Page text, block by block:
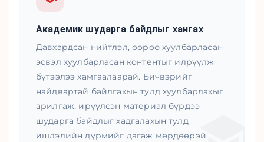
Академик шударга байдлыг хангах
Давхардсан нийтлэл, өөрөө хуулбарласан
эсвэл хуулбарласан контентыг илрүүлж
бүтээлээ хамгаалаарай. Бичвэрийг
найдвартай байлгахын тулд хуулбарлахыг
арилгаж, ирүүлсэн материал бүрдээ
шударга байдлыг хадгалахын тулд
ишлэлийн дүрмийг дагаж мөрдөөрэй.